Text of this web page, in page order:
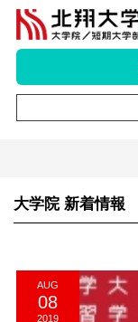
大学院 新着情報
AUG
08
2019